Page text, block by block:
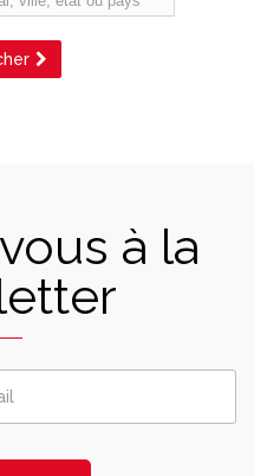
à la